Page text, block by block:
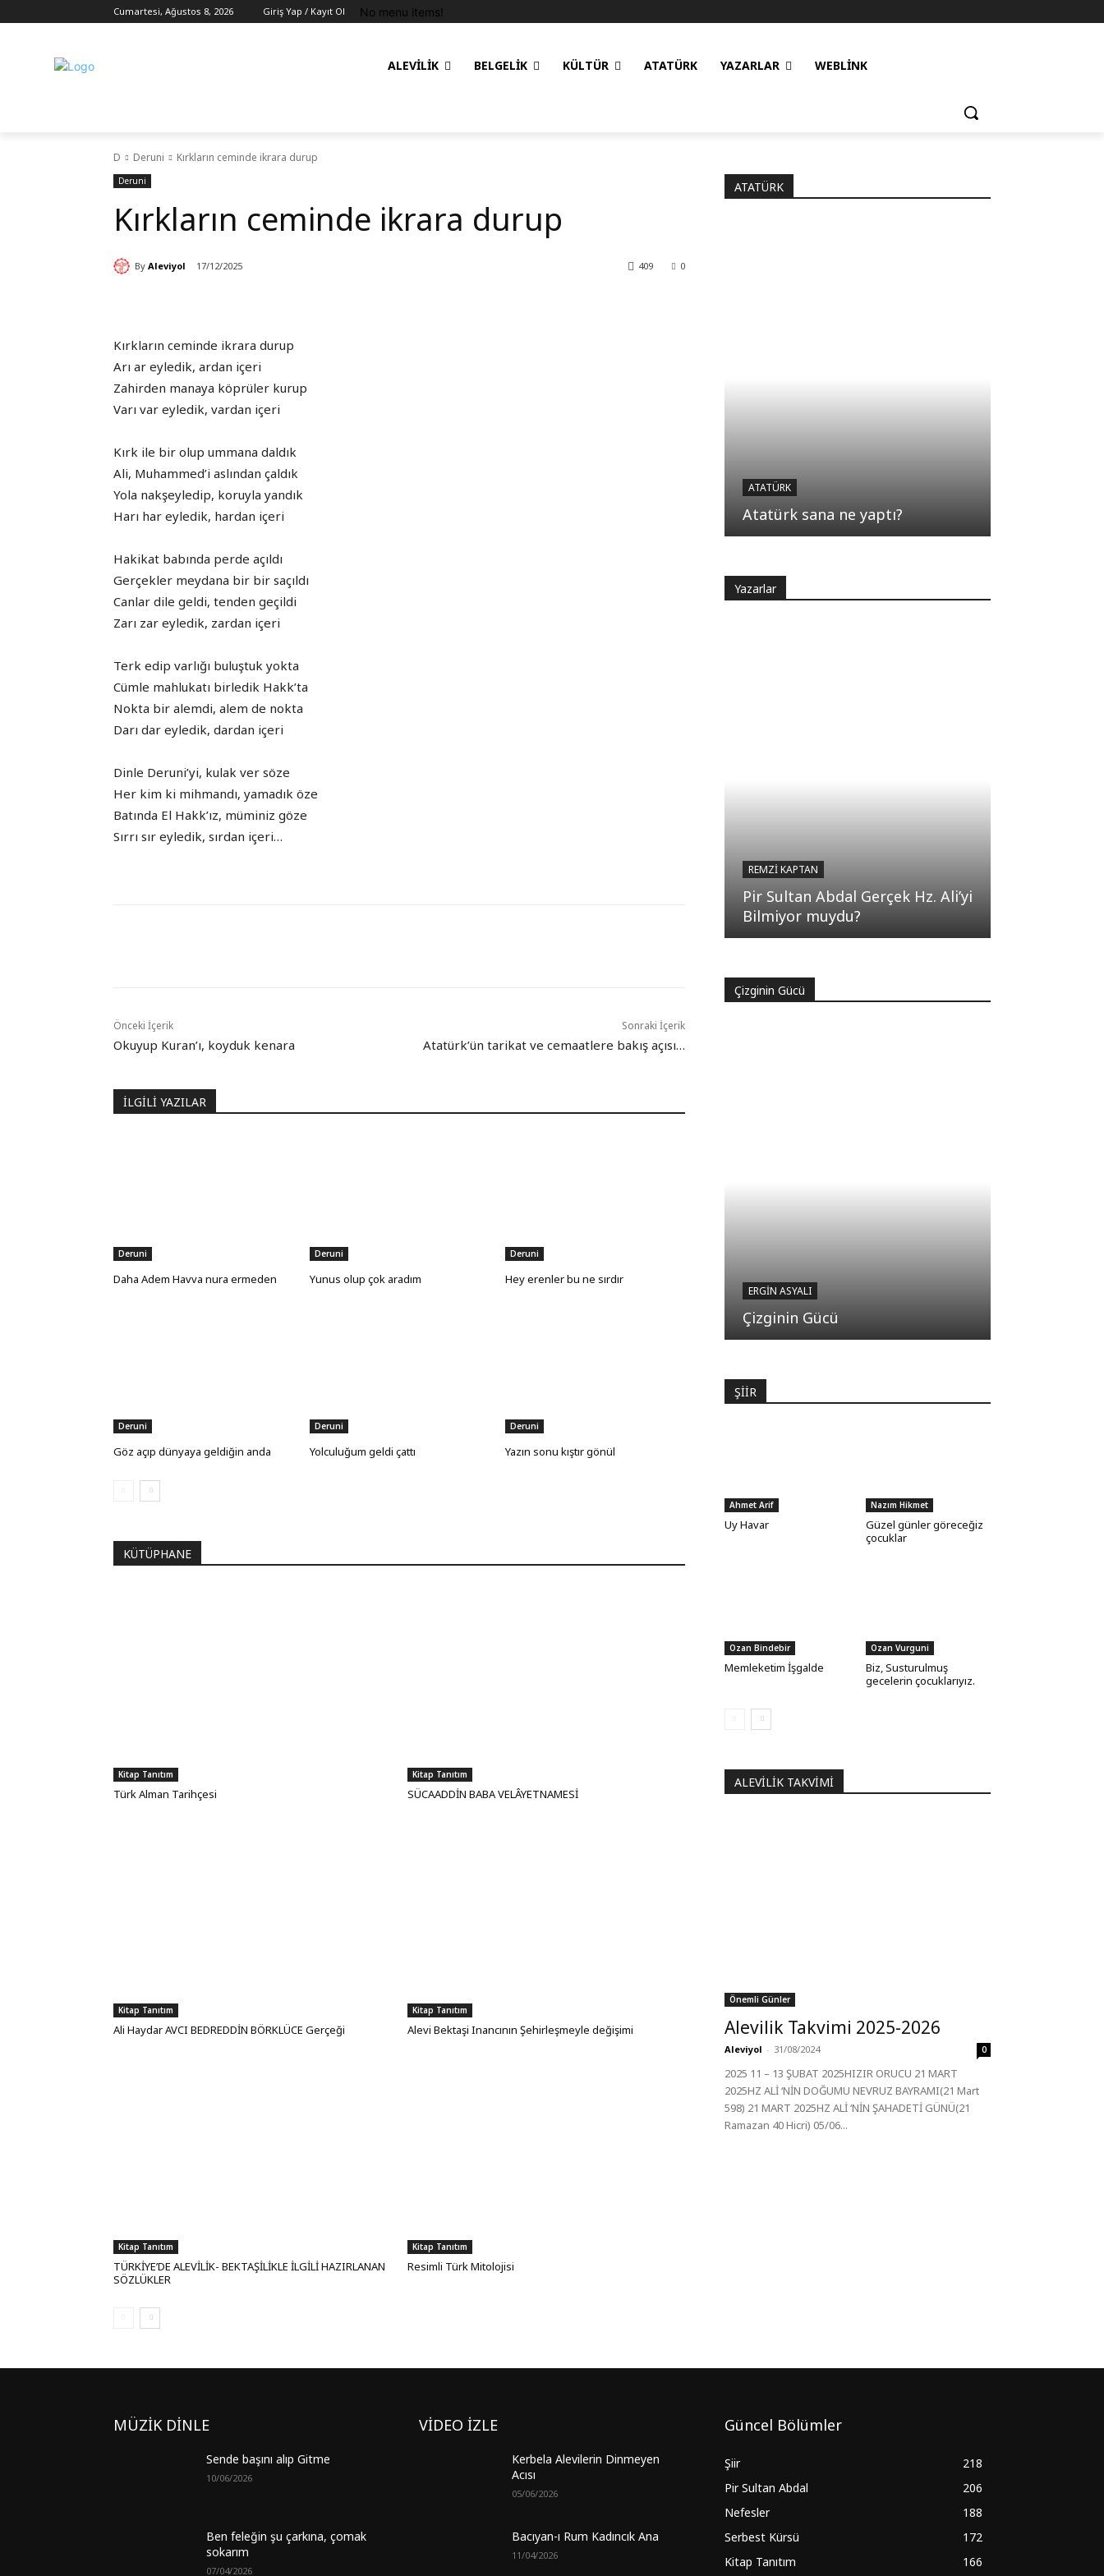
Cumartesi, Ağustos 8, 2026 Giriş Yap / Kayıt Ol No menu items!
ALEVILIK BELGELIK KÜLTÜR ATATÜRK YAZARLAR WEBLINK
D Deruni Kırkların ceminde ikrara durup
Deruni
Kırkların ceminde ikrara durup
By Aleviyol 17/12/2025 0
409
Kırkların ceminde ikrara durup
Arı ar eyledik, ardan içeri
Zahirden manaya köprüler kurup
Varı var eyledik, vardan içeri
Kırk ile bir olup ummana daldık
Ali, Muhammed’i aslından çaldık
Yola nakşeyledip, koruyla yandık
Harı har eyledik, hardan içeri
Hakikat babında perde açıldı
Gerçekler meydana bir bir saçıldı
Canlar dile geldi, tenden geçildi
Zarı zar eyledik, zardan içeri
Terk edip varlığı buluştuk yokta
Cümle mahlukatı birledik Hakk’ta
Nokta bir alemdi, alem de nokta
Darı dar eyledik, dardan içeri
Dinle Deruni’yi, kulak ver söze
Her kim ki mihmandı, yamadık öze
Batında El Hakk’ız, müminiz göze
Sırrı sır eyledik, sırdan içeri…
Önceki İçerik
Okuyup Kuran’ı, koyduk kenara
Sonraki İçerik
Atatürk’ün tarikat ve cemaatlere bakış açısı…
İLGİLİ YAZILAR
Deruni
Daha Adem Havva nura ermeden
Deruni
Yunus olup çok aradım
Deruni
Hey erenler bu ne sırdır
Deruni
Göz açıp dünyaya geldiğin anda
Deruni
Yolculuğum geldi çattı
Deruni
Yazın sonu kıştır gönül
KÜTÜPHANE
Kitap Tanıtım
Türk Alman Tarihçesi
Kitap Tanıtım
SÜCAADDİN BABA VELÂYETNAMESİ
Kitap Tanıtım
Ali Haydar AVCI BEDREDDİN BÖRKLÜCE Gerçeği
Kitap Tanıtım
Alevi Bektaşi Inancının Şehirleşmeyle değişimi
Kitap Tanıtım
TÜRKİYE’DE ALEVİLİK- BEKTAŞİLİKLE İLGİLİ HAZIRLANAN
SÖZLÜKLER
Kitap Tanıtım
Resimli Türk Mitolojisi
ATATÜRK
ATATÜRK
Atatürk sana ne yaptı?
Yazarlar
REMZI KAPTAN
Pir Sultan Abdal Gerçek Hz. Ali’yi
Bilmiyor muydu?
Çizginin Gücü
ERGIN ASYALI
Çizginin Gücü
ŞİİR
Ahmet Arif
Uy Havar
Nazım Hikmet
Güzel günler göreceğiz
çocuklar
Ozan Bindebir
Memleketim İşgalde
Ozan Vurguni
Biz, Susturulmuş
gecelerin çocuklarıyız.
ALEVILIK TAKVIMI
Önemli Günler
Alevilik Takvimi 2025-2026
Aleviyol - 31/08/2024 0
2025 11 – 13 ŞUBAT 2025HIZIR ORUCU 21 MART
2025HZ ALİ ‘NİN DOĞUMU NEVRUZ BAYRAMI(21 Mart
598) 21 MART 2025HZ ALİ ‘NİN ŞAHADETİ GÜNÜ(21
Ramazan 40 Hicri) 05/06...
MÜZİK DİNLE
Sende başını alıp Gitme
10/06/2026
Ben feleğin şu çarkına, çomak
sokarım
07/04/2026
VİDEO İZLE
Kerbela Alevilerin Dinmeyen
Acısı
05/06/2026
Bacıyan-ı Rum Kadıncık Ana
11/04/2026
Güncel Bölümler
Şiir
218
Pir Sultan Abdal
206
Nefesler
188
Serbest Kürsü
172
Kitap Tanıtım
166